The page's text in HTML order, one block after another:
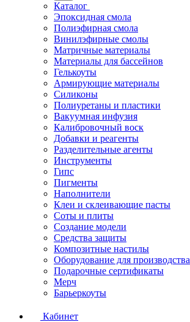
Каталог
Эпоксидная смола
Полиэфирная смола
Винилэфирные смолы
Матричные материалы
Материалы для бассейнов
Гелькоуты
Армирующие материалы
Силиконы
Полиуретаны и пластики
Вакуумная инфузия
Калибровочный воск
Добавки и реагенты
Разделительные агенты
Инструменты
Гипс
Пигменты
Наполнители
Клеи и склеивающие пасты
Соты и плиты
Создание модели
Средства защиты
Композитные настилы
Оборудование для производства
Подарочные сертификаты
Мерч
Барьеркоуты
Кабинет